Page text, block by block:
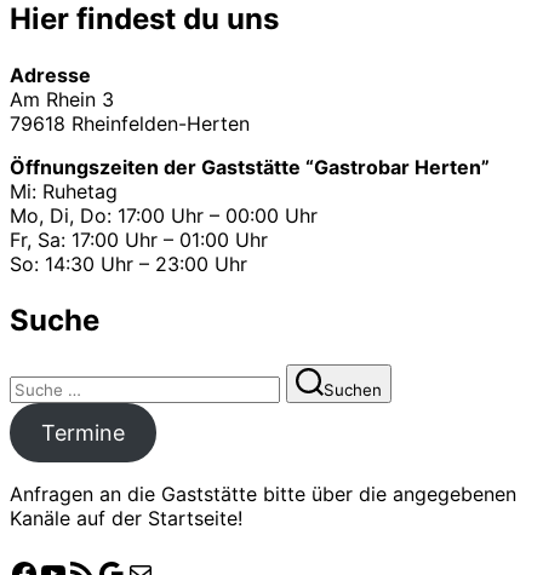
Hier findest du uns
Adresse
Am Rhein 3
79618 Rheinfelden-Herten
Öffnungszeiten der Gaststätte “Gastrobar Herten”
Mi: Ruhetag
Mo, Di, Do: 17:00 Uhr – 00:00 Uhr
Fr, Sa: 17:00 Uhr – 01:00 Uhr
So: 14:30 Uhr – 23:00 Uhr
Suche
Suchen
nach:
Suchen
Termine
Anfragen an die Gaststätte bitte über die angegebenen
Kanäle auf der Startseite!